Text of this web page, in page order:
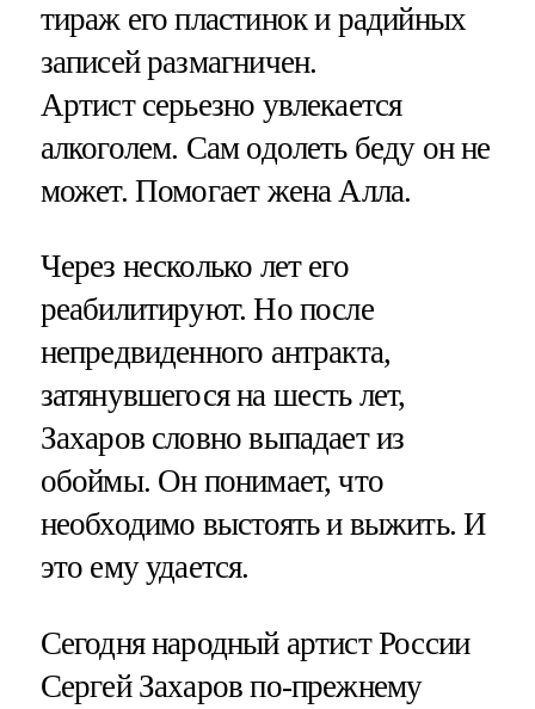
тираж его пластинок и радийных
записей размагничен.
Артист серьезно увлекается
алкоголем. Сам одолеть беду он не
может. Помогает жена Алла.
Через несколько лет его
реабилитируют. Но после
непредвиденного антракта,
затянувшегося на шесть лет,
Захаров словно выпадает из
обоймы. Он понимает, что
необходимо выстоять и выжить. И
это ему удается.
Сегодня народный артист России
Сергей Захаров по-прежнему